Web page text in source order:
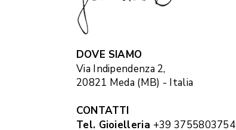
DOVE SIAMO
Via Indipendenza 2,
20821 Meda (MB) - Italia
CONTATTI
Tel. Gioielleria +39 3755803754